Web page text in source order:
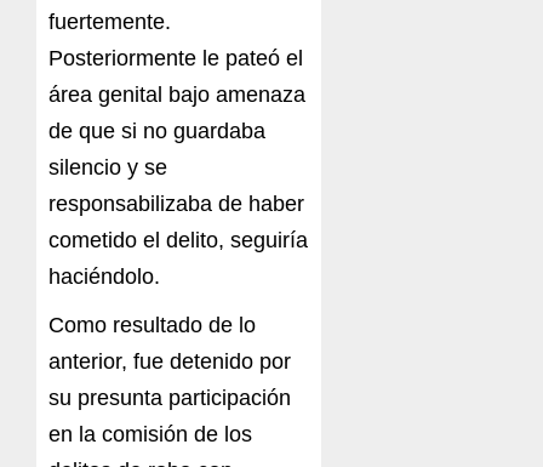
fuertemente.
Posteriormente le pateó el
área genital bajo amenaza
de que si no guardaba
silencio y se
responsabilizaba de haber
cometido el delito, seguiría
haciéndolo.
Como resultado de lo
anterior, fue detenido por
su presunta participación
en la comisión de los